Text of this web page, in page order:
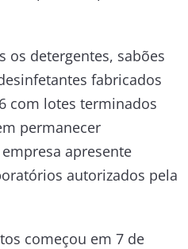
os detergentes, sabões
fabricados
com lotes terminados
permanecer
apresente
autorizados pela
começou em 7 de